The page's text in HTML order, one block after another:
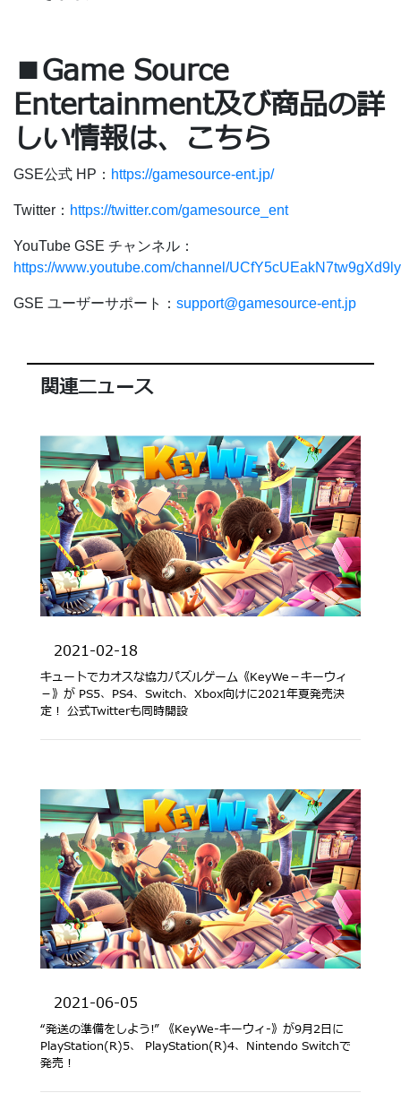
■Game Source
Entertainment及び商品の詳
しい情報は、こちら
GSE公式 HP： https://gamesource-ent.jp/
Twitter： https://twitter.com/gamesource_ent
YouTube GSE チャンネル：
https://www.youtube.com/channel/
GSE ユーザーサポート： support@gamesource-ent.jp
関連ニュース
2021-02-18
キュートでカオスな協力パズルゲーム《KeyWe－キーウィ
－》が PS5、PS4、Switch、Xbox向けに2021年夏発売決
定！ 公式Twitterも同時開設
2021-06-05
“発送の準備をしよう!” 《KeyWe-キーウィ-》が9月2日に
PlayStation(R)5、 PlayStation(R)4、Nintendo Switchで
発売！